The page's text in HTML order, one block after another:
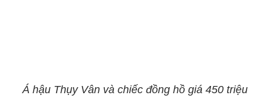
Á hậu Thụy Vân và chiếc đồng hồ giá 450 triệu